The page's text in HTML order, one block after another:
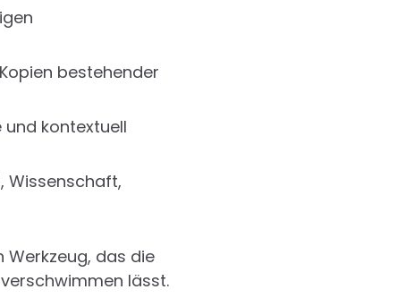
bestehender
kontextuell
Wissenschaft,
Werkzeug, das die
lässt.